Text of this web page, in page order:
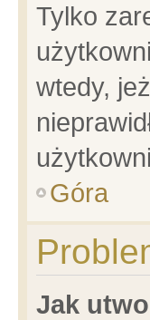
Tylko
wtedy,
Góra
Jak